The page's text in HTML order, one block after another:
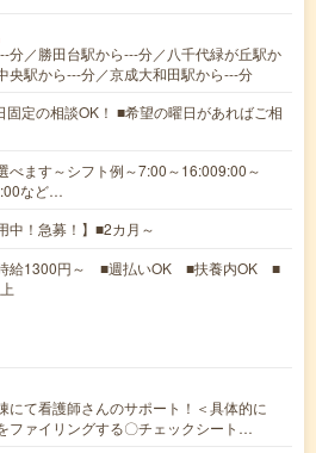
分／勝田台駅から---分／八千代緑が丘駅か
央駅から---分／京成大和田駅から---分
固定の相談OK！ ■希望の曜日があればご相
べます～シフト例～7:00～16:009:00～
など…
中！急募！】■2カ月～
給1300円～ ■週払いOK ■扶養内OK ■
にて看護師さんのサポート！＜具体的に
ファイリングする〇チェックシート…